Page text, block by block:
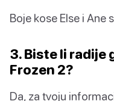
Boje kose Else i Ane
3. Biste li radije
Frozen 2?
Da, za tvoju